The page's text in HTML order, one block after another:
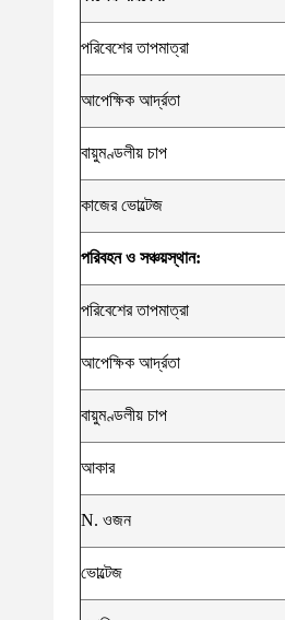
পরিবেশের তাপমাত্রা
আপেক্ষিক আর্দ্রতা
বায়ুমণ্ডলীয় চাপ
কাজের ভোল্টেজ
পরিবহন ও সঞ্চয়স্থান:
পরিবেশের তাপমাত্রা
আপেক্ষিক আর্দ্রতা
বায়ুমণ্ডলীয় চাপ
আকার
N. ওজন
ভোল্টেজ